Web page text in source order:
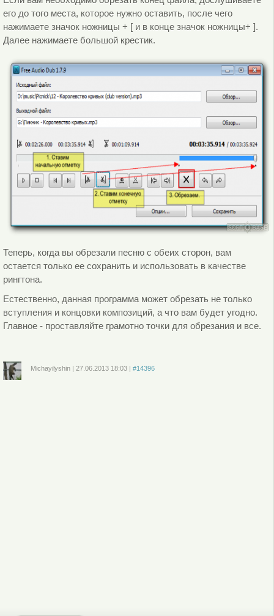
его до того места, которое нужно оставить, после чего
нажимаете значок ножницы + [ и в конце значок ножницы+ ].
Далее нажимаете большой крестик.
Теперь, когда вы обрезали песню с обеих сторон, вам
остается только ее сохранить и использовать в качестве
рингтона.
Естественно, данная программа может обрезать не только
вступления и концовки композиций, а что вам будет угодно.
Главное - проставляйте грамотно точки для обрезания и все.
Michayilyshin| 27.06.2013 18:03| #14396